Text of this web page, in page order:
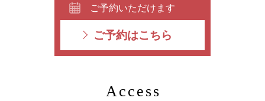
ご予約いただけます
ご予約はこちら
Access